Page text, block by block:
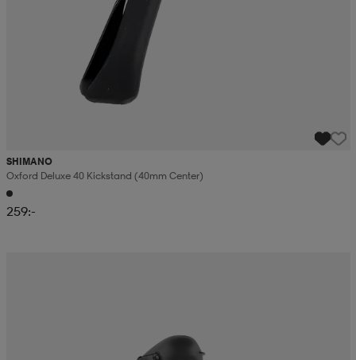
SHIMANO
Oxford Deluxe 40 Kickstand (40mm Center)
259:-